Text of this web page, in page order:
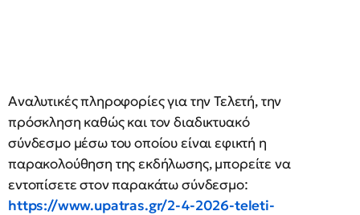
Αναλυτικές πληροφορίες για την Τελετή, την
πρόσκληση καθώς και τον διαδικτυακό
σύνδεσμο μέσω του οποίου είναι εφικτή η
παρακολούθηση της εκδήλωσης, μπορείτε να
εντοπίσετε στον παρακάτω σύνδεσμο:
https://www.upatras.gr/2-4-2026-teleti-